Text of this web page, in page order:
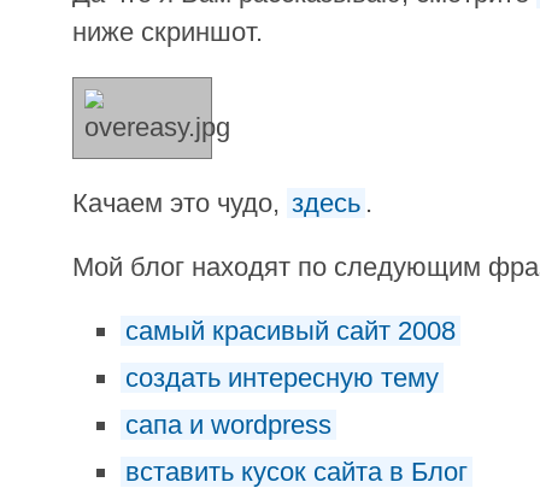
ниже скриншот.
Качаем это чудо, здесь .
Мой блог находят по следующим
самый красивый сайт 2008
создать интересную тему
сапа и wordpress
вставить кусок сайта в Блог